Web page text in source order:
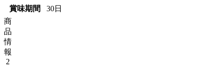
賞味期間
30日
商
品
情
報
2